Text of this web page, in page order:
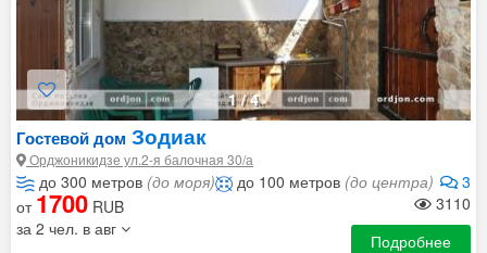
1/4
Гостевой дом Зодиак
Орджоникидзе ул.2-я балочная 30/а
до 300 метров (до моря) 3
до 100 метров (до центра)
3110
от 1700 RUB
за 2 чел. в авг
Подробнее